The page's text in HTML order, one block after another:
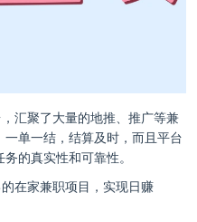
汇聚了大量的地推、推广等兼
单一结，结算及时，而且平台
的真实性和可靠性。
在家兼职项目，实现日赚